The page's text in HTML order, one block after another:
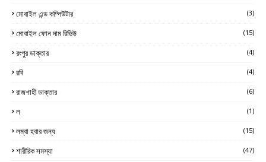
মোবাইল এন্ড কম্পিউটার (3)
মোবাইল ফোন দাম রিভিউ (15)
রংপুর ডাক্তার (4)
রবি (4)
রাজশাহী ডাক্তার (6)
ল (1)
লম্বা হবার জন্য (15)
শারীরিক সমস্যা (47)